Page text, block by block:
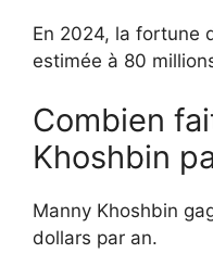
En 2024, la fortune
estimée à 80
Combien
Khoshbin
Manny Khoshbin
dollars par an.